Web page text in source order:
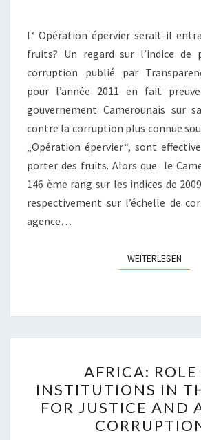
L‘ Opération épervier serait-il
fruits? Un regard sur l’indice de
corruption publié par
pour l’année 2011 en fait
gouvernement Camerounais sur
contre la corruption plus connue
„Opération épervier“, sont
porter des fruits. Alors que le
146 ème rang sur les indices de
respectivement sur l’échelle de
agence…
WEITERLESEN
ROLE
OF
IN
AFRICA: ROLE
INSTITUTIONS IN
FOR JUSTICE AND